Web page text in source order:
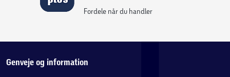
Fordele når du handler
Genveje og information